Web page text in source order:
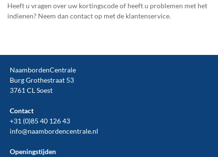
Heeft u vragen over uw kortingscode of heeft u problemen met het
indienen? Neem dan contact op met de klantenservice.
NaambordenCentrale
Burg Grothestraat 53
3761 CL Soest
Contact
+31 (0)85 40 126 43
info@naambordencentrale.nl
Openingstijden